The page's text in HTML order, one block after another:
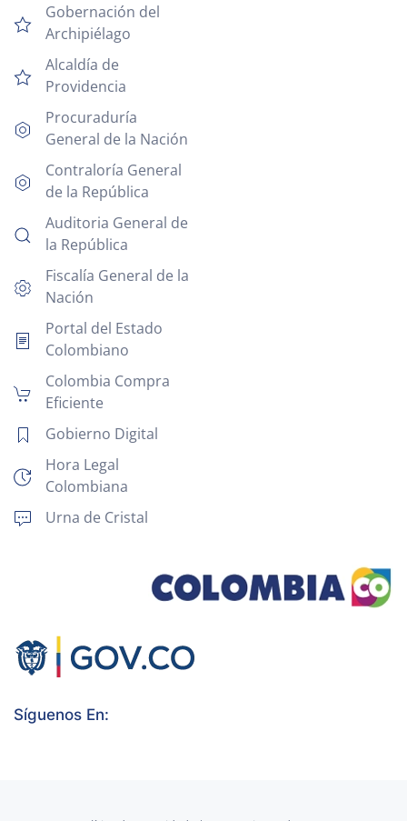
Gobernación del
Archipiélago
Alcaldía de
Providencia
Procuraduría
General de la Nación
Contraloría General
de la República
Auditoria General de
la República
Fiscalía General de la
Nación
Portal del Estado
Colombiano
Colombia Compra
Eficiente
Gobierno Digital
Hora Legal
Colombiana
Urna de Cristal
Síguenos En: